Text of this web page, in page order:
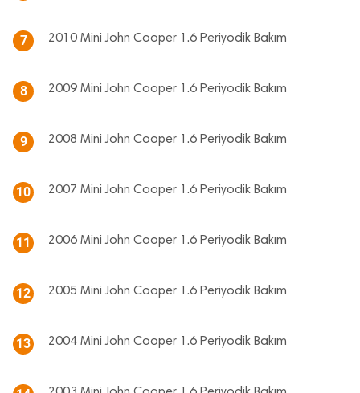
7 2010 Mini John Cooper 1.6 Periyodik Bakım
8 2009 Mini John Cooper 1.6 Periyodik Bakım
9 2008 Mini John Cooper 1.6 Periyodik Bakım
10 2007 Mini John Cooper 1.6 Periyodik Bakım
11 2006 Mini John Cooper 1.6 Periyodik Bakım
12 2005 Mini John Cooper 1.6 Periyodik Bakım
13 2004 Mini John Cooper 1.6 Periyodik Bakım